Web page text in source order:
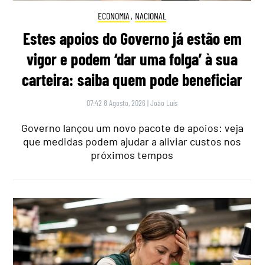
ECONOMIA , NACIONAL
Estes apoios do Governo já estão em
vigor e podem ‘dar uma folga’ à sua
carteira: saiba quem pode beneficiar
07:42 8 Agosto, 2026 |João Luís
Governo lançou um novo pacote de apoios: veja
que medidas podem ajudar a aliviar custos nos
próximos tempos